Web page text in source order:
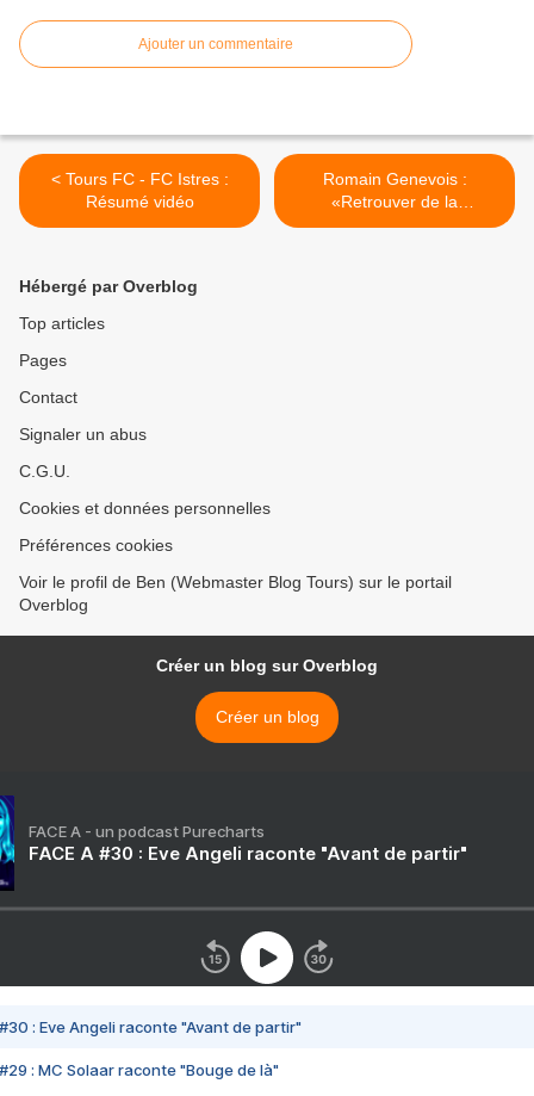
Ajouter un commentaire
< Tours FC - FC Istres :
Résumé vidéo
Romain Genevois :
«Retrouver de la
confiance» >
Hébergé par Overblog
Top articles
Pages
Contact
Signaler un abus
C.G.U.
Cookies et données personnelles
Préférences cookies
Voir le profil de Ben (Webmaster Blog Tours) sur le portail
Overblog
Créer un blog sur Overblog
Créer un blog
FACE A - un podcast Purecharts
FACE A #30 : Eve Angeli raconte "Avant de partir"
#30 : Eve Angeli raconte "Avant de partir"
#29 : MC Solaar raconte "Bouge de là"